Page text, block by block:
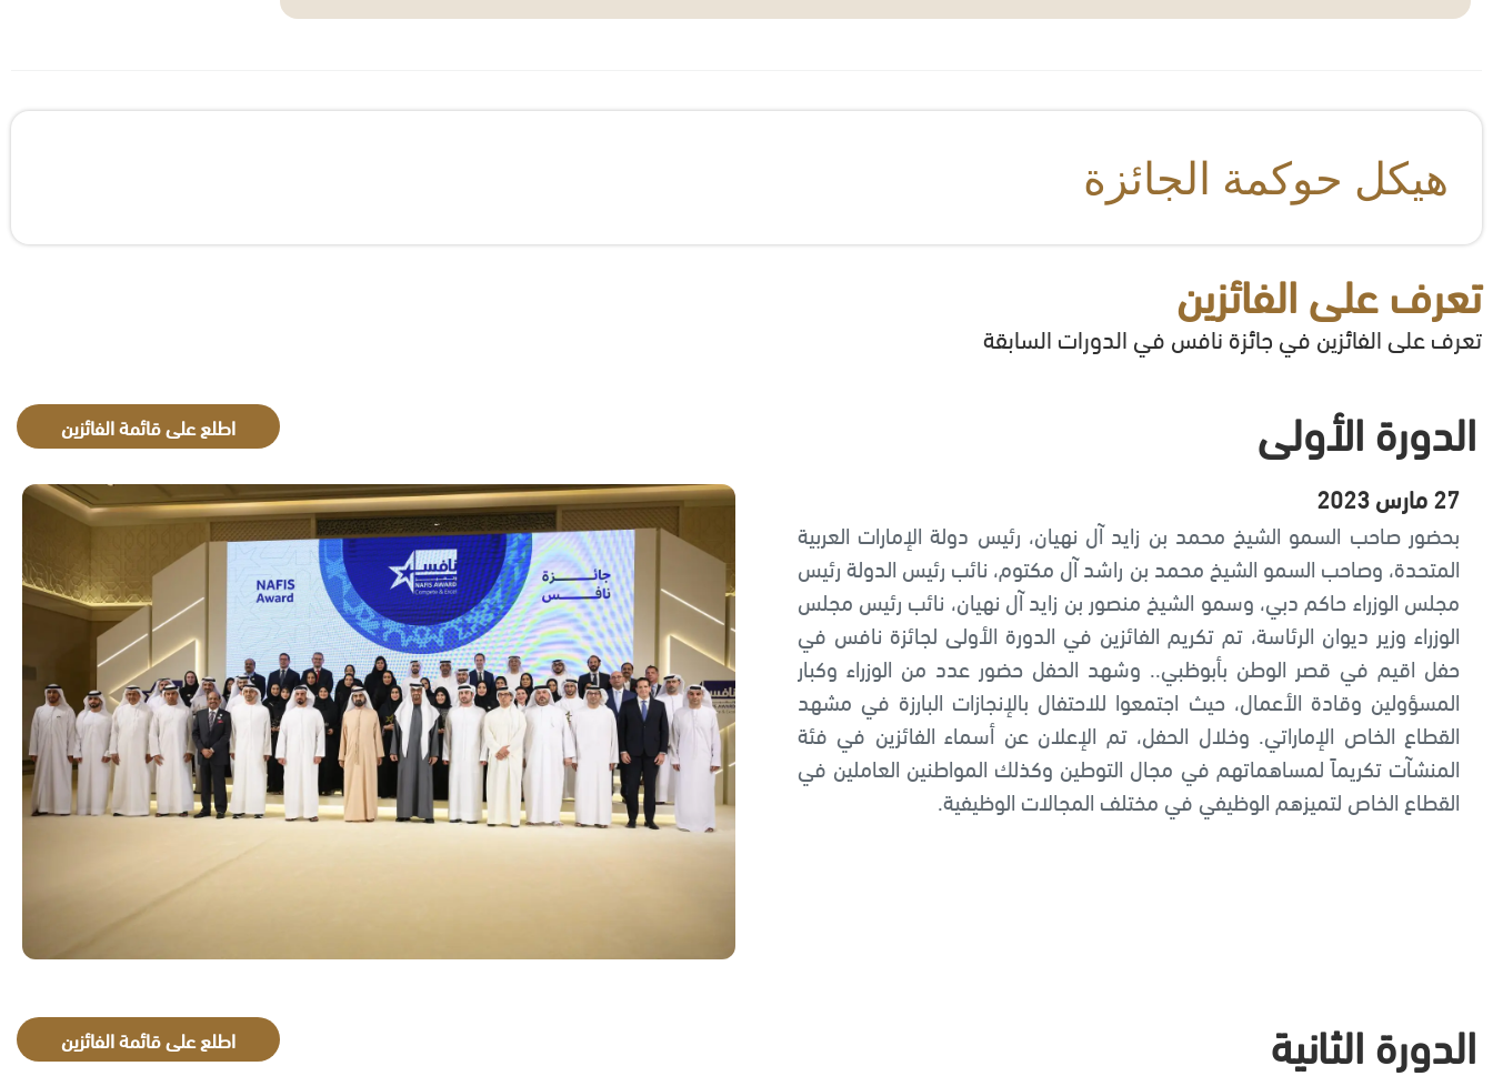
هيكل حوكمة الجائزة
تعرف على الفائزين
تعرف على الفائزين في جائزة نافس في الدورات السابقة
الدورة الأولى اطلع على قائمة الفائزين
27 مارس 2023
بحضور صاحب السمو الشيخ محمد بن زايد آل نهيان، رئيس دولة الإمارات العربية
المتحدة، وصاحب السمو الشيخ محمد بن راشد آل مكتوم، نائب رئيس الدولة رئيس
مجلس الوزراء حاكم دبي، وسمو الشيخ منصور بن زايد آل نهيان، نائب رئيس مجلس
الوزراء وزير ديوان الرئاسة، تم تكريم الفائزين في الدورة الأولى لجائزة نافس في
حفل اقيم في قصر الوطن بأبوظبي.. وشهد الحفل حضور عدد من الوزراء وكبار
المسؤولين وقادة الأعمال، حيث اجتمعوا للاحتفال بالإنجازات البارزة في مشهد
القطاع الخاص الإماراتي. وخلال الحفل، تم الإعلان عن أسماء الفائزين في فئة
المنشآت تكريماً لمساهماتهم في مجال التوطين وكذلك المواطنين العاملين في
القطاع الخاص لتميزهم الوظيفي في مختلف المجالات الوظيفية.
الدورة الثانية اطلع على قائمة الفائزين